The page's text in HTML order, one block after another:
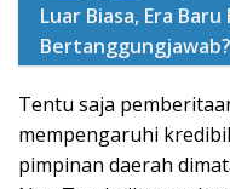
Luar Biasa, Era Baru
Bertanggungjawab?
Tentu saja
mempengaruhi
pimpinan daerah